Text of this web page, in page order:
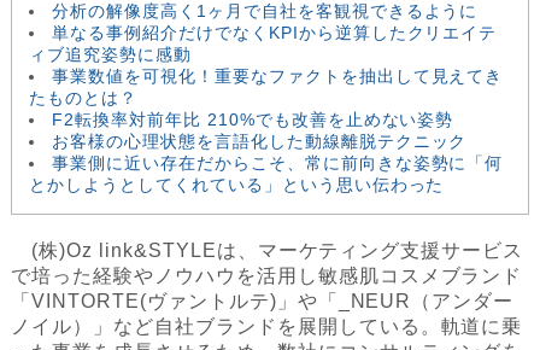
分析の解像度高く1ヶ月で自社を客観視できるように
単なる事例紹介だけでなくKPIから逆算したクリエイテ
ィブ追究姿勢に感動
事業数値を可視化！重要なファクトを抽出して見えてき
たものとは？
F2転換率対前年比 210%でも改善を止めない姿勢
お客様の心理状態を言語化した動線離脱テクニック
事業側に近い存在だからこそ、常に前向きな姿勢に「何
とかしようとしてくれている」という思い伝わった
(株)Oz link&STYLEは、マーケティング支援サービス
で培った経験やノウハウを活用し敏感肌コスメブランド
「VINTORTE(ヴァントルテ)」や「_NEUR（アンダー
ノイル）」など自社ブランドを展開している。軌道に乗